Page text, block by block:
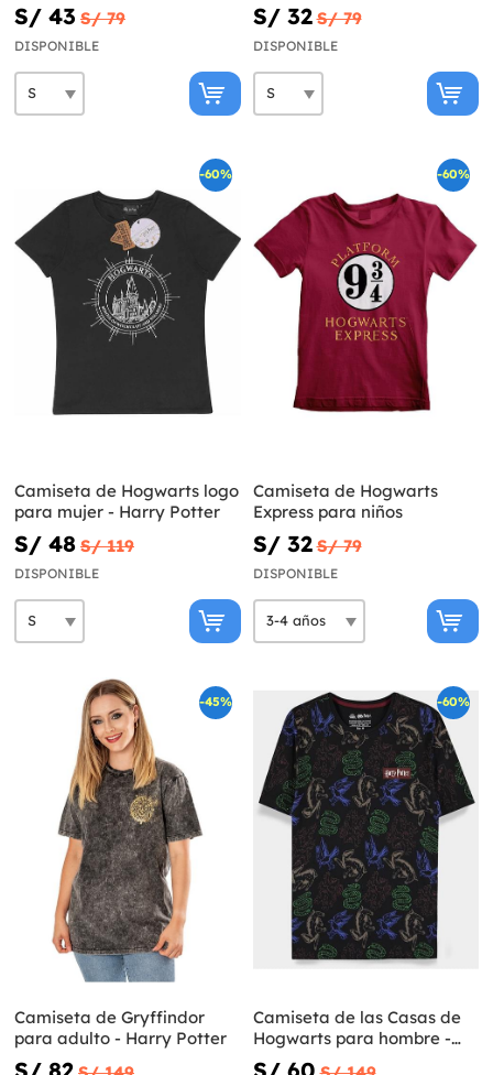
S/ 43 S/ 79
DISPONIBLE
S/ 32 S/ 79
DISPONIBLE
-60%
Camiseta de Hogwarts logo
para mujer - Harry Potter
S/ 48 S/ 119
DISPONIBLE
-60%
Camiseta de Hogwarts
Express para niños
S/ 32 S/ 79
DISPONIBLE
-45%
Camiseta de Gryffindor
para adulto - Harry Potter
-60%
Camiseta de las Casas de
Hogwarts para hombre -
Harry Potter